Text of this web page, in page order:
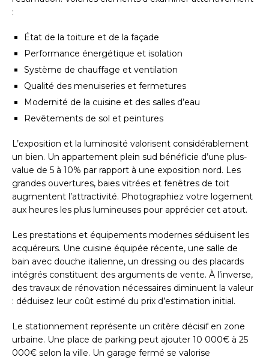
:
État de la toiture et de la façade
Performance énergétique et isolation
Système de chauffage et ventilation
Qualité des menuiseries et fermetures
Modernité de la cuisine et des salles d’eau
Revêtements de sol et peintures
L’exposition et la luminosité valorisent considérablement
un bien. Un appartement plein sud bénéficie d’une plus-
value de 5 à 10% par rapport à une exposition nord. Les
grandes ouvertures, baies vitrées et fenêtres de toit
augmentent l’attractivité. Photographiez votre logement
aux heures les plus lumineuses pour apprécier cet atout.
Les prestations et équipements modernes séduisent les
acquéreurs. Une cuisine équipée récente, une salle de
bain avec douche italienne, un dressing ou des placards
intégrés constituent des arguments de vente. À l’inverse,
des travaux de rénovation nécessaires diminuent la valeur
: déduisez leur coût estimé du prix d’estimation initial.
Le stationnement représente un critère décisif en zone
urbaine. Une place de parking peut ajouter 10 000€ à 25
000€ selon la ville. Un garage fermé se valorise